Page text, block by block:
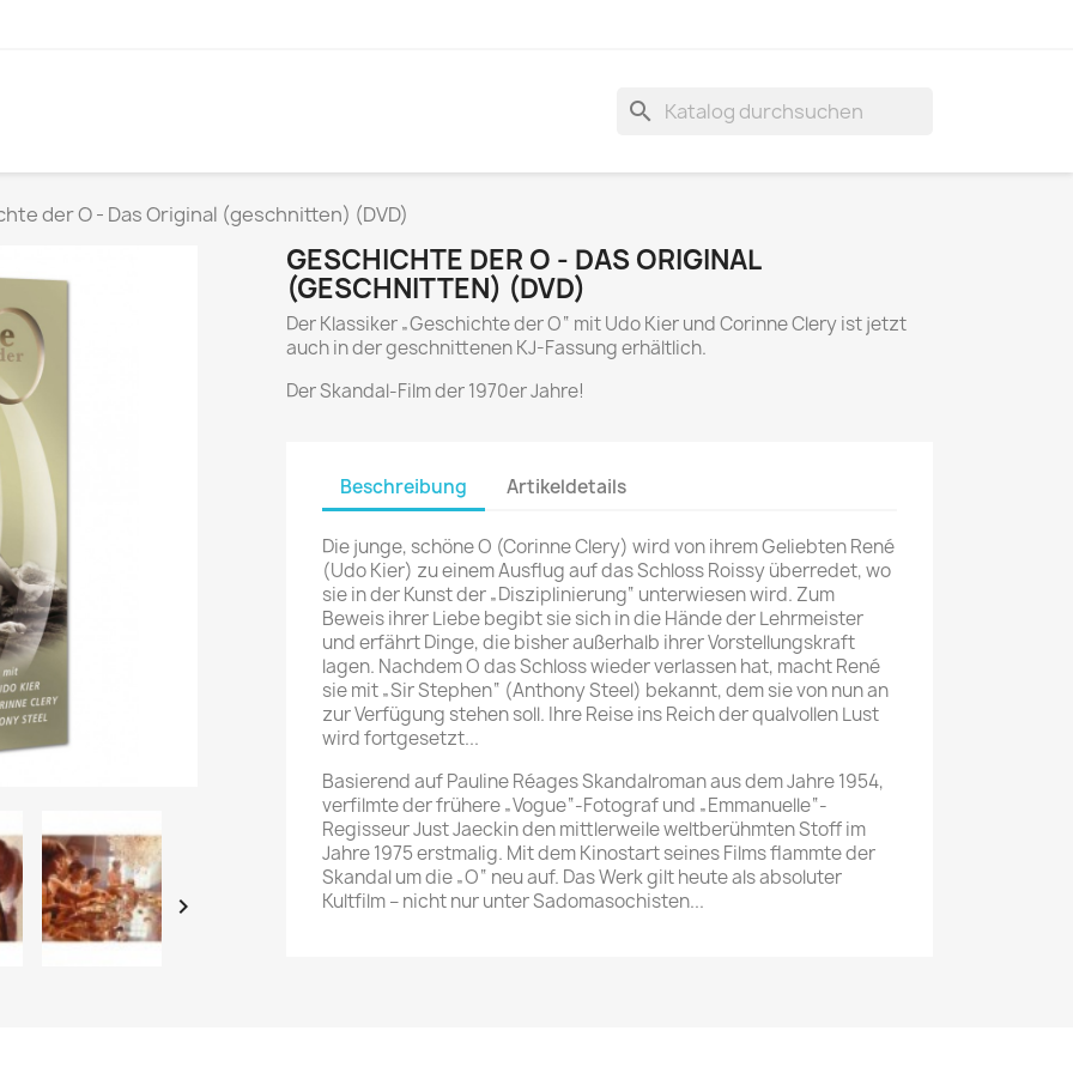
search
der O - Das Original (geschnitten) (DVD)

GESCHICHTE DER O - DAS ORIGINAL
(GESCHNITTEN) (DVD)
Der Klassiker „Geschichte der O“ mit Udo Kier und Corinne Clery ist jetzt
auch in der geschnittenen KJ-Fassung erhältlich.
Der Skandal-Film der 1970er Jahre!
Beschreibung Artikeldetails
Die junge, schöne O (Corinne Clery) wird von ihrem Geliebten René
(Udo Kier) zu einem Ausflug auf das Schloss Roissy überredet, wo
sie in der Kunst der „Disziplinierung“ unterwiesen wird. Zum
Beweis ihrer Liebe begibt sie sich in die Hände der Lehrmeister
und erfährt Dinge, die bisher außerhalb ihrer Vorstellungskraft
lagen. Nachdem O das Schloss wieder verlassen hat, macht René
sie mit „Sir Stephen“ (Anthony Steel) bekannt, dem sie von nun an
zur Verfügung stehen soll. Ihre Reise ins Reich der qualvollen Lust
wird fortgesetzt...
Basierend auf Pauline Réages Skandalroman aus dem Jahre 1954,
verfilmte der frühere „Vogue“-Fotograf und „Emmanuelle“-
Regisseur Just Jaeckin den mittlerweile weltberühmten Stoff im
Jahre 1975 erstmalig. Mit dem Kinostart seines Films flammte der
Skandal um die „O“ neu auf. Das Werk gilt heute als absoluter
Kultfilm – nicht nur unter Sadomasochisten...